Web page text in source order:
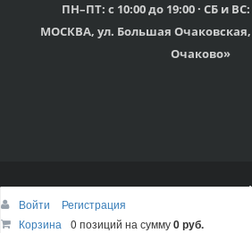
Скидки
членам клуба и
обладателям клубных
Корзина 0 позиций на сумму0 руб.
ПН–ПТ: с 10:00 до 19:00 · СБ и ВС:
МОСКВА, ул. Большая Очаковская,
Очаково»
© 2015г-2025г., Клубный магазин
Войти
Регистрация
Корзина
0 позиций на сумму0 руб.